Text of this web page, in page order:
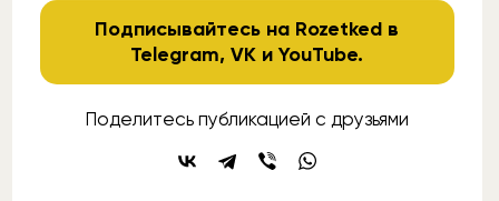
Подписывайтесь на Rozetked в
Telegram,VK иYouTube.
Поделитесь публикацией с друзьями